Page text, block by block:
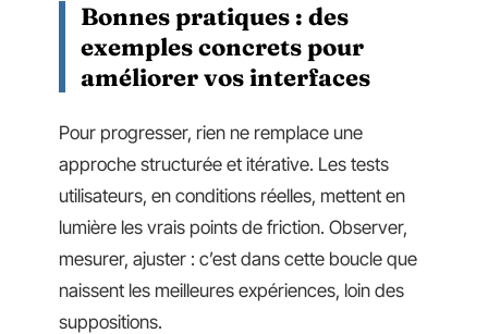
Bonnes pratiques : des
exemples concrets pour
améliorer vos interfaces
Pour progresser, rien ne remplace une
approche structurée et itérative. Les tests
utilisateurs, en conditions réelles, mettent en
lumière les vrais points de friction. Observer,
mesurer, ajuster : c’est dans cette boucle que
naissent les meilleures expériences, loin des
suppositions.